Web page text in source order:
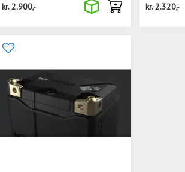
kr. 2.900,- kr. 2.320,-